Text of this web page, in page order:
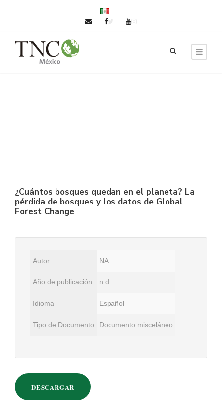
¿Cuántos bosques quedan en el planeta? La
pérdida de bosques y los datos de Global
Forest Change
Autor NA.
Año de publicación n.d.
Idioma Español
Tipo de Documento Documento misceláneo
DESCARGAR